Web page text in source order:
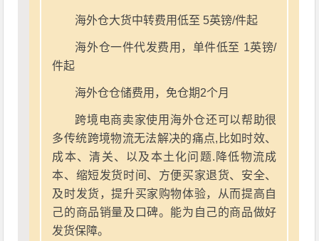
海外仓大货中转费用低至 5英镑/件起
海外仓一件代发费用，单件低至 1英镑/
件起
海外仓仓储费用，免仓期2个月
跨境电商卖家使用海外仓还可以帮助很
多传统跨境物流无法解决的痛点,比如时效、
成本、清关、以及本土化问题.降低物流成
本、缩短发货时间、方便买家退货、安全、
及时发货，提升买家购物体验，从而提高自
己的商品销量及口碑。能为自己的商品做好
发货保障。